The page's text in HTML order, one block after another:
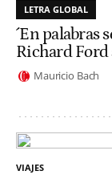
LETRA GLOBAL
´En palabras
Richard Ford
Mauricio Bach
VIAJES